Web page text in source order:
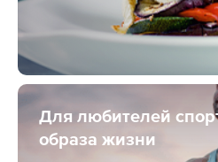
Для любителей
образа жизни